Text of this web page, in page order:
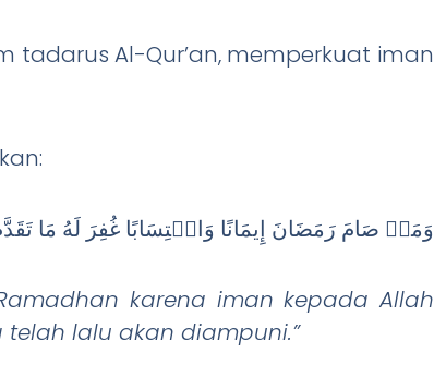
tadarus Al-Qur’an, memperkuat iman
وَمَنۡ صَامَ رَمَضَانَ إِيمَانًا وَاحۡتِسَابًا غُفِرَ لَهُ مَا
karena iman kepada Allah
lalu akan diampuni.”